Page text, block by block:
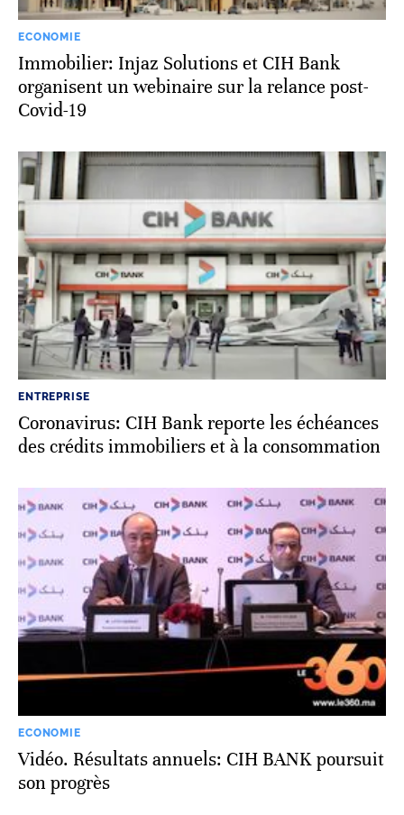
ECONOMIE
Immobilier: Injaz Solutions et CIH Bank
organisent un webinaire sur la relance post-
Covid-19
ENTREPRISE
Coronavirus: CIH Bank reporte les échéances
des crédits immobiliers et à la consommation
ECONOMIE
Vidéo. Résultats annuels: CIH BANK poursuit
son progrès